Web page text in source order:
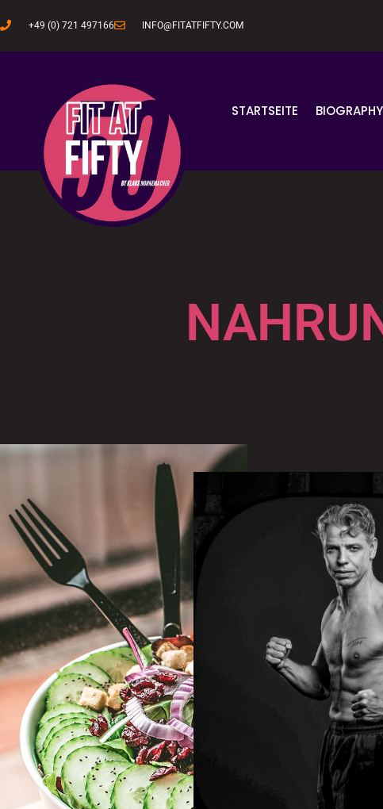
+49 (0) 721 497166 INFO@FITATFIFTY.COM
STARTSEITE BIOGRAPHY